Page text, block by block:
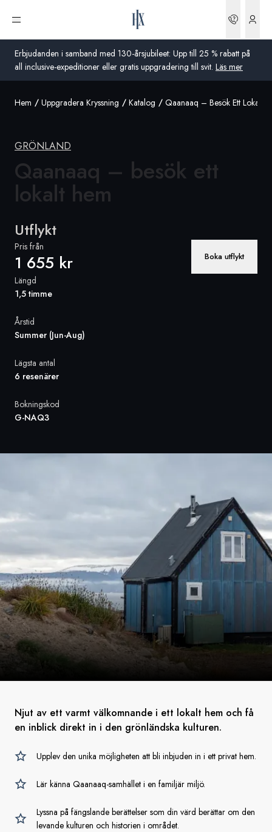
Erbjudanden i samband med 130-årsjubileet: Upp till 25 % rabatt på
all inclusive-expeditioner eller gratis uppgradering till svit. Läs mer
Öppna meny
Sverige
USA
Frankrike
Danmark
Norge
Global
Hem Uppgradera Kryssning Katalog Qaanaaq – Besök Ett Lokalt
GRÖNLAND
Qaanaaq – besök ett
lokalt hem
Utflykt
Pris från
1 655 kr Boka utflykt
Längd
1,5 timme
Årstid
Summer (Jun-Aug)
Lägsta antal
6 resenärer
Bokningskod
G-NAQ3
Njut av ett varmt välkomnande i ett lokalt hem och få
en inblick direkt in i den grönländska kulturen.
Upplev den unika möjligheten att bli inbjuden in i ett privat hem.
Lär känna Qaanaaq-samhället i en familjär miljö.
Lyssna på fängslande berättelser som din värd berättar om den
levande kulturen och historien i området.